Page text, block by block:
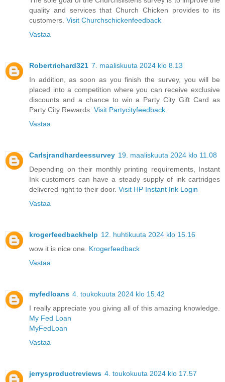
quality and services that Church Chicken provides to its
customers. Visit Churchschickenfeedback
Vastaa
Robertrichard321 7. maaliskuuta 2024 klo 8.13
In addition, as soon as you finish the survey, you will be
placed into a competition where you can receive exclusive
discounts and a chance to win a Party City Gift Card as
Party City Rewards. Visit Partycityfeedback
Vastaa
Carlsjrandhardeessurvey 19. maaliskuuta 2024 klo 11.08
Depending on their monthly printing requirements, Instant
Ink customers can have a steady supply of ink cartridges
delivered right to their door. Visit HP Instant Ink Login
Vastaa
krogerfeedbackhelp 12. huhtikuuta 2024 klo 15.16
wow it is nice one. Krogerfeedback
Vastaa
myfedloans 4. toukokuuta 2024 klo 15.42
I really appreciate you giving all of this amazing knowledge.
My Fed Loan
MyFedLoan
Vastaa
jerrysproductreviews 4. toukokuuta 2024 klo 17.57